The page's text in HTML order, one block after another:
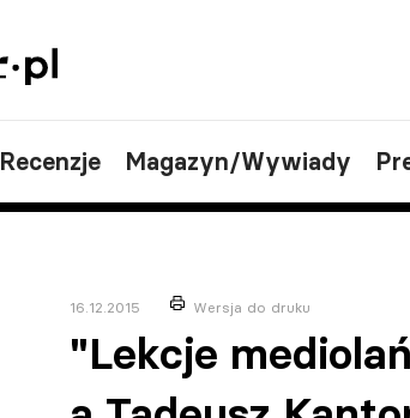
Recenzje Magazyn/Wywiady
16.12.2015 Wersja do druku
"Lekcje